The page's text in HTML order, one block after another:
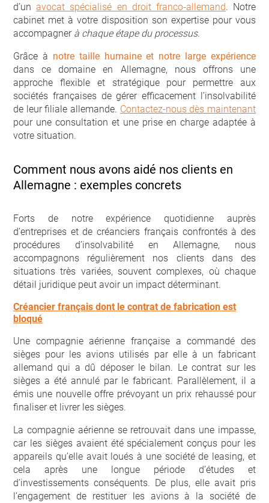
d’unavocat spécialisé en droit franco-allemand. Notre
cabinet met à votre disposition son expertise pour vous
accompagner à chaque étape du processus.
Grâce à notre taille humaine et notre large expérience
dans ce domaine en Allemagne, nous offrons une
approche flexible et stratégique pour permettre aux
sociétés françaises de gérer efficacement l’insolvabilité
de leur filiale allemande. Contactez-nous dès maintenant
pour une consultation et une prise en charge adaptée à
votre situation.
Comment nous avons aidé nos clients en
Allemagne : exemples concrets
Forts de notre expérience quotidienne auprès
d’entreprises et de créanciers français confrontés à des
procédures d’insolvabilité en Allemagne, nous
accompagnons régulièrement nos clients dans des
situations très variées, souvent complexes, où chaque
détail juridique peut avoir un impact déterminant.
Créancier français dont le contrat de fabrication est
bloqué
Une compagnie aérienne française a commandé des
sièges pour les avions utilisés par elle à un fabricant
allemand qui a dû déposer le bilan. Le contrat sur les
sièges a été annulé par le fabricant. Parallèlement, il a
émis une nouvelle offre prévoyant un prix rehaussé pour
finaliser et livrer les sièges.
La compagnie aérienne se retrouvait dans une impasse,
car les sièges avaient été spécialement conçus pour les
appareils qu’elle avait loués à une société de leasing, et
cela après une longue période d’études et
d’investissements conséquents. De plus, elle avait pris
l’engagement de restituer les avions à la société de